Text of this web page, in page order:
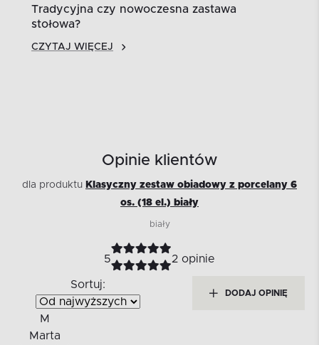
Tradycyjna czy nowoczesna zastawa
stołowa?
CZYTAJ WIĘCEJ
Opinie klientów
dla produktu Klasyczny zestaw obiadowy z porcelany 6
os. (18 el.) biały
biały
5 2 opinie
Sortuj:
DODAJ OPINIĘ
M
Marta